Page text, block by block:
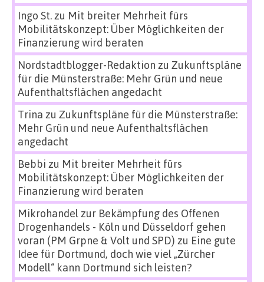
Ingo St.zu Mit breiter Mehrheit fürs
Mobilitätskonzept: Über Möglichkeiten der
Finanzierung wird beraten
Nordstadtblogger-Redaktion zu Zukunftspläne
für die Münsterstraße: Mehr Grün und neue
Aufenthaltsflächen angedacht
Trina zu Zukunftspläne für die Münsterstraße:
Mehr Grün und neue Aufenthaltsflächen
angedacht
Bebbi zu Mit breiter Mehrheit fürs
Mobilitätskonzept: Über Möglichkeiten der
Finanzierung wird beraten
Mikrohandel zur Bekämpfung des Offenen
Drogenhandels - Köln und Düsseldorf gehen
voran (PM Grpne & Volt und SPD) zu Eine gute
Idee für Dortmund, doch wie viel „Zürcher
Modell“ kann Dortmund sich leisten?